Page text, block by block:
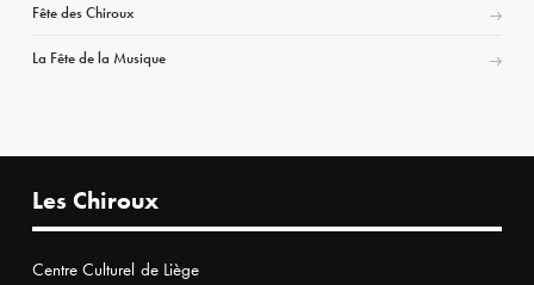
Fête des Chiroux
La Fête de la Musique
Les Chiroux
Centre Culturel de Liège